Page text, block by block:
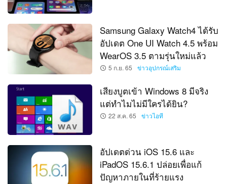
Samsung Galaxy Watch4 ได้รับ
อัปเดต One UI Watch 4.5 พร้อม
WearOS 3.5 ตามรุ่นใหม่แล้ว
5 ก.ย. 65 ข่าวอุปกรณ์เสริม
เสียงบูตเข้า Windows 8 มีจริง
แต่ทำไมไม่มีใครได้ยิน?
22 ส.ค. 65 ข่าวไอที
อัปเดตด่วน iOS 15.6 และ
iPadOS 15.6.1 ปล่อยเพื่อแก้
ปัญหาภายในที่ร้ายแรง